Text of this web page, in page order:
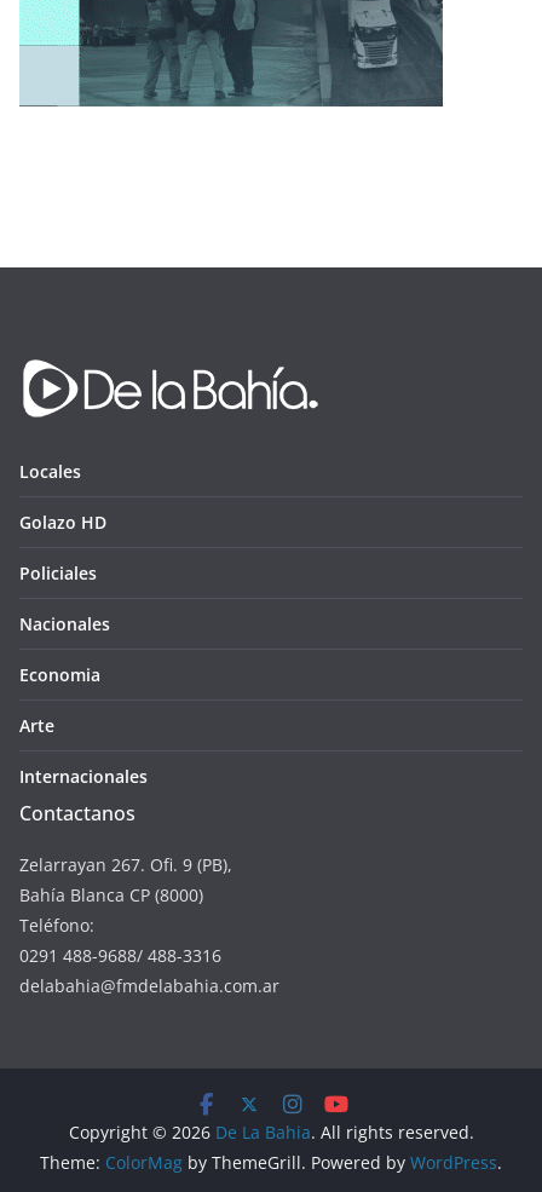
Locales
Golazo HD
Policiales
Nacionales
Economia
Arte
Internacionales
Contactanos
Zelarrayan 267. Ofi. 9 (PB),
Bahía Blanca CP (8000)
Teléfono:
0291 488-9688/ 488-3316
delabahia@fmdelabahia.com.ar
Copyright © 2026 De La Bahia. All rights reserved.
Theme: ColorMag by ThemeGrill. Powered by WordPress.